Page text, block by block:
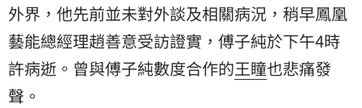
外界，他先前並未對外談及相關病況，稍早鳳凰
藝能總經理趙善意受訪證實，傅子純於下午4時
許病逝。曾與傅子純數度合作的王瞳也悲痛發
聲。